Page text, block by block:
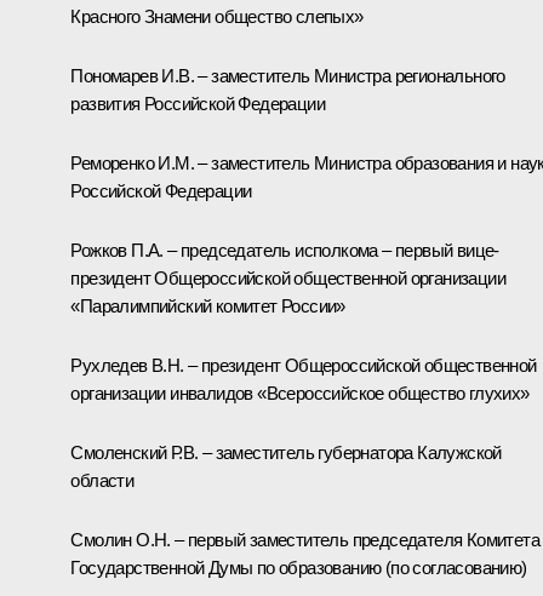
Красного Знамени общество слепых»
Пономарев И.В. – заместитель Министра регионального
развития Российской Федерации
Реморенко И.М. – заместитель Министра образования и
Российской Федерации
Рожков П.А. – председатель исполкома – первый вице-
президент Общероссийской общественной организации
«Паралимпийский комитет России»
Рухледев В.Н. – президент Общероссийской общественной
организации инвалидов «Всероссийское общество глухих»
Смоленский Р.В. – заместитель губернатора Калужской
области
Смолин О.Н. – первый заместитель председателя Комитета
Государственной Думы по образованию (по согласованию)